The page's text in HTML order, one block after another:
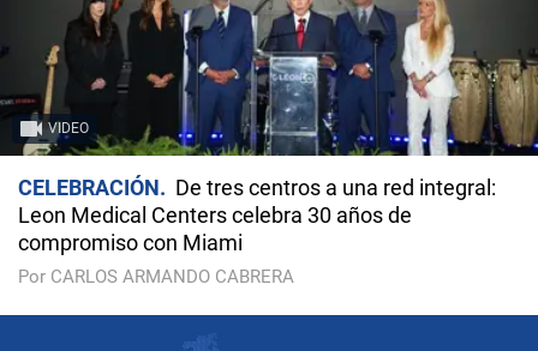
VIDEO
CELEBRACIÓN
De tres centros a una red integral:
Leon Medical Centers celebra 30 años de
compromiso con Miami
Por CARLOS ARMANDO CABRERA